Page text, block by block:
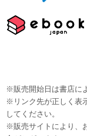
※販売開始日は書店に
※リンク先が正しく表
してください。
※販売サイトにより、